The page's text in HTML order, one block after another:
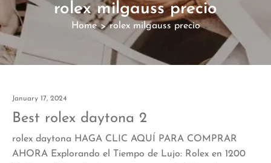
rolex milgauss precio
Home > rolex milgauss precio
January 17, 2024
Best rolex daytona 2
rolex daytona HAGA CLIC AQUÍ PARA COMPRAR
AHORA Explorando el Tiempo de Lujo: Rolex en 1200